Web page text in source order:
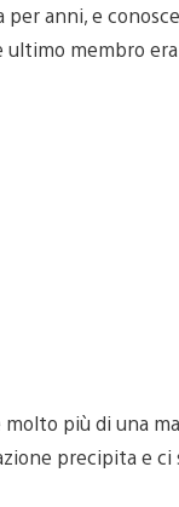
anni, e
membro
più di una
precipita e